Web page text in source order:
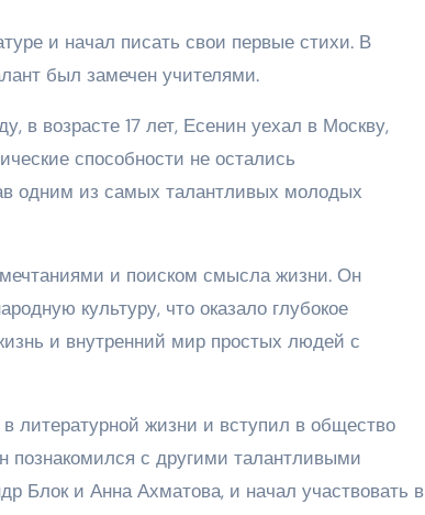
и начал писать свои первые стихи. В
был замечен учителями.
в возрасте 17 лет, Есенин уехал в Москву,
способности не остались
одним из самых талантливых молодых
и поиском смысла жизни. Он
культуру, что оказало глубокое
и внутренний мир простых людей с
литературной жизни и вступил в общество
познакомился с другими талантливыми
Блок и Анна Ахматова, и начал участвовать в